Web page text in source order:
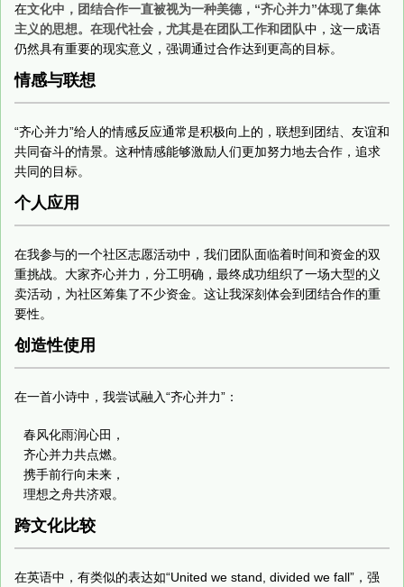
在文化中，团结合作一直被视为一种美德，“齐心并力”体现了集体
主义的思想。在现代社会，尤其是在团队工作和团队中，这一成语
仍然具有重要的现实意义，强调通过合作达到更高的目标。
情感与联想
“齐心并力”给人的情感反应通常是积极向上的，联想到团结、友谊和
共同奋斗的情景。这种情感能够激励人们更加努力地去合作，追求
共同的目标。
个人应用
在我参与的一个社区志愿活动中，我们团队面临着时间和资金的双
重挑战。大家齐心并力，分工明确，最终成功组织了一场大型的义
卖活动，为社区筹集了不少资金。这让我深刻体会到团结合作的重
要性。
创造性使用
在一首小诗中，我尝试融入“齐心并力”：
春风化雨润心田，
齐心并力共点燃。
携手前行向未来，
理想之舟共济艰。
跨文化比较
在英语中，有类似的表达如“United we stand, divided we fall”，强